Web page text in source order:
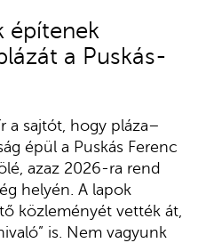
építenek
a Puskás-
a sajtót, hogy pláza–
épül a Puskás Ferenc
azaz 2026-ra rend
helyén. A lapok
közleményét vették át,
is. Nem vagyunk